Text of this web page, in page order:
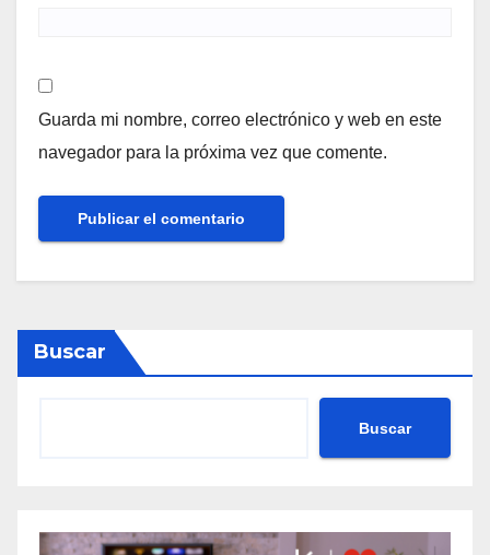
Guarda mi nombre, correo electrónico y web en este
navegador para la próxima vez que comente.
Buscar
Buscar